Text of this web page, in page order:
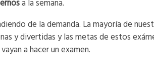
a la semana.
de la demanda. La mayoría de
y divertidas y las metas de estos
a hacer un examen.